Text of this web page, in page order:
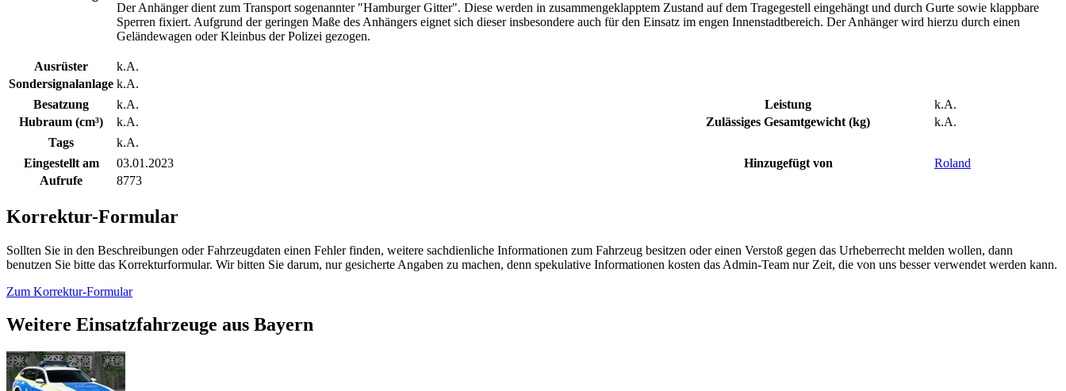
Der Anhänger dient zum Transport sogenannter "Hamburger Gitter". Diese werden in zusammengeklapptem Zustand auf dem Tragegestell eingehängt und durch Gurte sowie klappbare
Sperren fixiert. Aufgrund der geringen Maße des Anhängers eignet sich dieser insbesondere auch für den Einsatz im engen Innenstadtbereich. Der Anhänger wird hierzu durch einen
Geländewagen oder Kleinbus der Polizei gezogen.
Ausrüster
k.A.
Sondersignalanlage k.A.
Besatzung
k.A. Leistung
k.A.
Hubraum (cm³)
k.A. Zulässiges Gesamtgewicht (kg)
k.A.
Tags
k.A.
Eingestellt am
03.01.2023 Hinzugefügt von
Roland
Aufrufe
8773
Korrektur-Formular
Sollten Sie in den Beschreibungen oder Fahrzeugdaten einen Fehler finden, weitere sachdienliche Informationen zum Fahrzeug besitzen oder einen Verstoß gegen das Urheberrecht melden wollen, dann
benutzen Sie bitte das Korrekturformular. Wir bitten Sie darum, nur gesicherte Angaben zu machen, denn spekulative Informationen kosten das Admin-Team nur Zeit, die von uns besser verwendet werden kann.
Zum Korrektur-Formular
Weitere Einsatzfahrzeuge aus Bayern